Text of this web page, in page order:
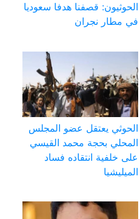
الحوثيون: قصفنا هدفا سعوديا
في مطار نجران
الحوثي يعتقل عضو المجلس
المحلي بحجة محمد القيسي
على خلفية انتقاده فساد
الميليشيا